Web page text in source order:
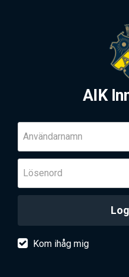
AIK
Användarnamn
Lösenord
Kom ihåg mig